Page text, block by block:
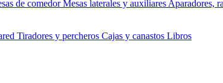
de comedorMesas laterales y auxiliares Aparadores,
Tiradores y percheros Cajas y canastos Libros